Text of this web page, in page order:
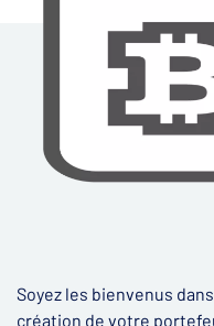
Soyez les bienvenus
création de votre